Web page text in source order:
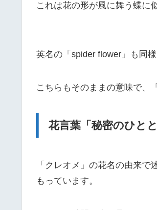
これは花の形が風に舞う蝶に
英名の「spider flower」も同
こちらもそのままの意味で、
花言葉「秘密のひと
「クレオメ」の花名の由来
もっています。